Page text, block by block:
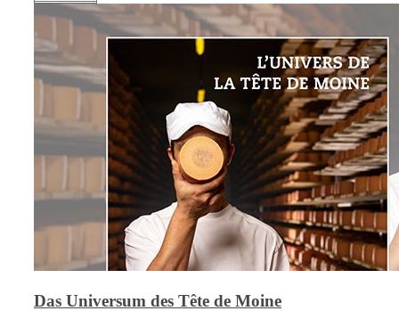
Das Universum des Tête de Moine